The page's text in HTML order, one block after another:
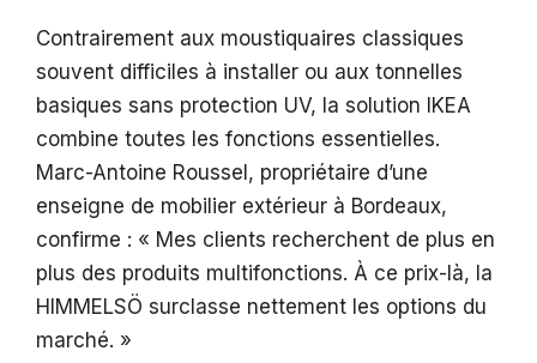
Contrairement aux moustiquaires classiques
souvent difficiles à installer ou aux tonnelles
basiques sans protection UV, la solution IKEA
combine toutes les fonctions essentielles.
Marc-Antoine Roussel, propriétaire d’une
enseigne de mobilier extérieur à Bordeaux,
confirme : « Mes clients recherchent de plus en
plus des produits multifonctions. À ce prix-là, la
HIMMELSÖ surclasse nettement les options du
marché. »